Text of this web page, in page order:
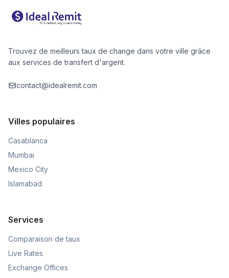
Trouvez de meilleurs taux de change dans votre ville grâce
aux services de transfert d'argent.
contact@idealremit.com
Villes populaires
Casablanca
Mumbai
Mexico City
Islamabad
Services
Comparaison de taux
Live Rates
Exchange Offices